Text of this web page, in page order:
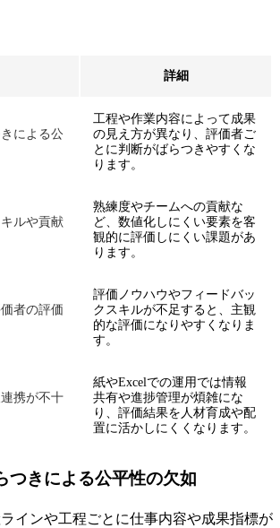
詳細
による公
工程や作業内容によって成果
の見え方が異なり、評価者ご
とに判断がばらつきやすくな
ります。
ルや貢献
熟練度やチームへの貢献な
ど、数値化しにくい要素を客
観的に評価しにくい課題があ
ります。
者の評価
評価ノウハウやフィードバッ
クスキルが不足すると、主観
的な評価になりやすくなりま
す。
携が不十
紙やExcelでの運用では情報
共有や進捗管理が煩雑にな
り、評価結果を人材育成や配
置に活かしにくくなります。
つきによる公平性の欠如
インや工程ごとに仕事内容や成果指標が